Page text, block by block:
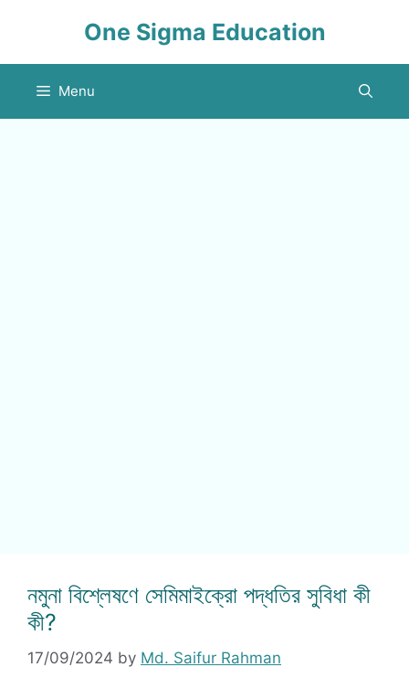
One Sigma Education
Menu
নমুনা বিশ্লেষণে সেমিমাইক্রো পদ্ধতির সুবিধা কী
কী?
17/09/2024 by Md. Saifur Rahman